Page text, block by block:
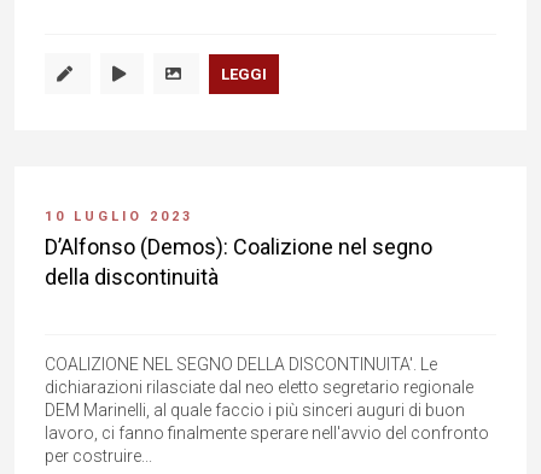
LEGGI
10 LUGLIO 2023
D’Alfonso (Demos): Coalizione nel segno
della discontinuità
COALIZIONE NEL SEGNO DELLA DISCONTINUITA'. Le
dichiarazioni rilasciate dal neo eletto segretario regionale
DEM Marinelli, al quale faccio i più sinceri auguri di buon
lavoro, ci fanno finalmente sperare nell'avvio del confronto
per costruire...